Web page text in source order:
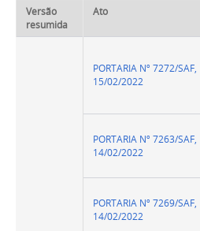
Versão
resumida
Ato
PORTARIA Nº 7272/SAF,
15/02/2022
PORTARIA Nº 7263/SAF,
14/02/2022
PORTARIA Nº 7269/SAF,
14/02/2022